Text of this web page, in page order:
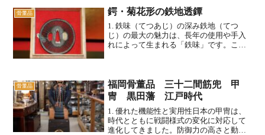
骨董品 鍔・菊花形の鉄地透鐔
1. 鉄味（てつあじ）の深み鉄地（てつ
じ）の最大の魅力は、長年の使用や手入
れによって生まれる「鉄味」です。この
し出しています。これは...
骨董品
福岡骨董品 三十二間筋兜 甲
冑 黒田藩 江戸時代
1. 優れた機能性と実用性日本の甲冑は、
時代とともに戦闘様式の変化に対応して
進化してきました。防御力の高さと動き